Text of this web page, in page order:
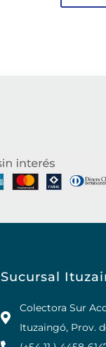
Sucursal
Colectora Sur
Ituzaingó, Prov.